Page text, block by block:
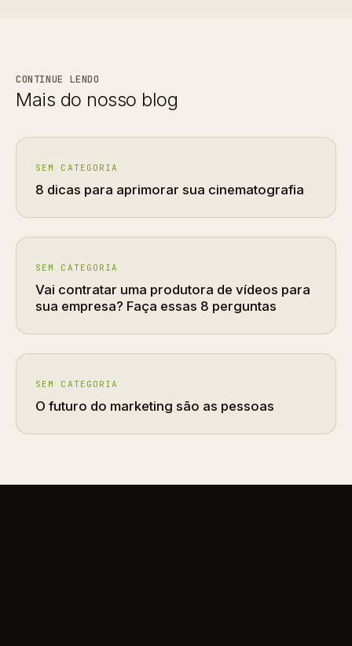
CONTINUE LENDO
Mais do nosso blog
SEM CATEGORIA
8 dicas para aprimorar sua cinematografia
SEM CATEGORIA
Vai contratar uma produtora de vídeos para
sua empresa? Faça essas 8 perguntas
SEM CATEGORIA
O futuro do marketing são as pessoas